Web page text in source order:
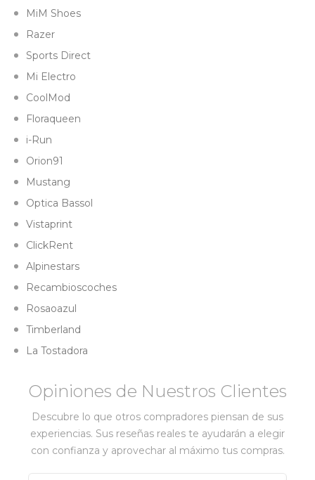
MiM Shoes
Razer
Sports Direct
Mi Electro
CoolMod
Floraqueen
i-Run
Orion91
Mustang
Optica Bassol
Vistaprint
ClickRent
Alpinestars
Recambioscoches
Rosaoazul
Timberland
La Tostadora
Opiniones de Nuestros Clientes
Descubre lo que otros compradores piensan de sus
experiencias. Sus reseñas reales te ayudarán a elegir
con confianza y aprovechar al máximo tus compras.